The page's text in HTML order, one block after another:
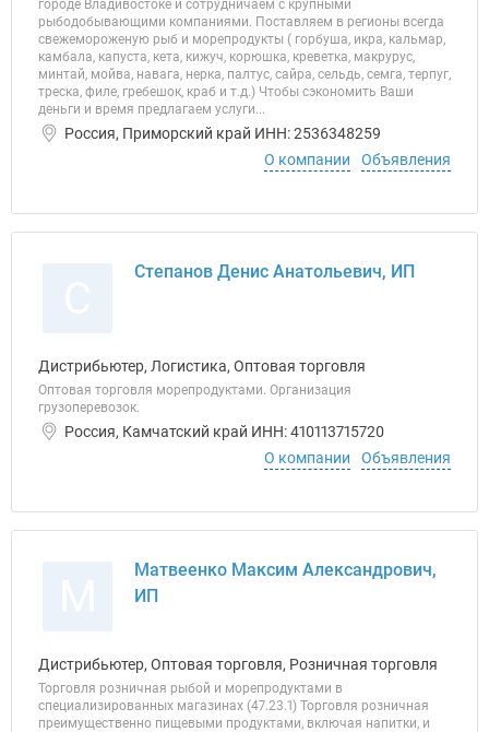
городе Владивостоке и сотрудничаем с крупными
рыбодобывающими компаниями. Поставляем в регионы всегда
свежемороженую рыб и морепродукты ( горбуша, икра, кальмар,
камбала, капуста, кета, кижуч, корюшка, креветка, макрурус,
минтай, мойва, навага, нерка, палтус, сайра, сельдь, семга, терпуг,
треска, филе, гребешок, краб и т.д.) Чтобы сэкономить Ваши
деньги и время предлагаем услуги...
Россия, Приморский край ИНН: 2536348259
О компании
Объявления
Степанов Денис Анатольевич, ИП
Дистрибьютер, Логистика, Оптовая торговля
Оптовая торговля морепродуктами. Организация
грузоперевозок.
Россия, Камчатский край ИНН: 410113715720
О компании
Объявления
Матвеенко Максим Александрович,
ИП
Дистрибьютер, Оптовая торговля, Розничная торговля
Торговля розничная рыбой и морепродуктами в
специализированных магазинах (47.23.1) Торговля розничная
преимущественно пищевыми продуктами, включая напитки, и